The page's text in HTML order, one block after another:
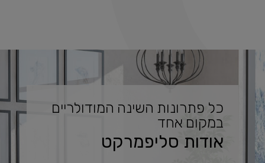
כל פתרונות השינה המודולריים
במקום אחד
אודות סליפמרקט